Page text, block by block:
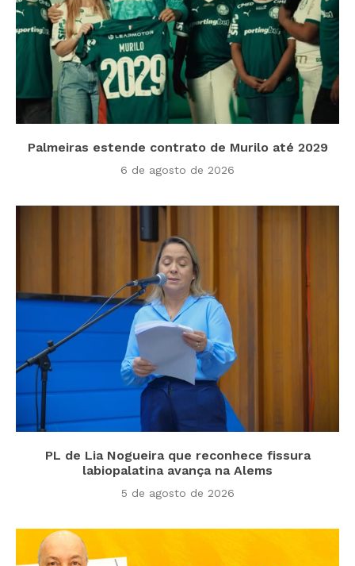
Palmeiras estende contrato de Murilo até 2029
6 de agosto de 2026
PL de Lia Nogueira que reconhece fissura
labiopalatina avança na Alems
5 de agosto de 2026